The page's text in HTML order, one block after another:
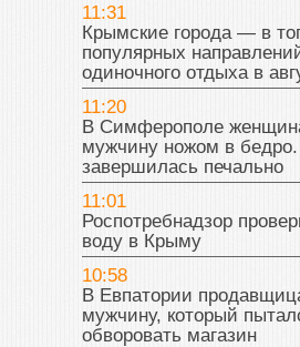
11:31
Крымские города — в
популярных
одиночного отдыха в
11:20
В Симферополе
мужчину ножом в
завершилась печально
11:01
Роспотребнадзор
воду в Крыму
10:58
В Евпатории
мужчину, который
обворовать магазин